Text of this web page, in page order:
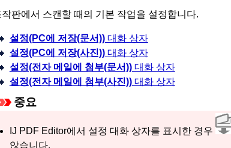
작판에서 스캔할 때의 기본 작업을 설정합니다.
설정(PC에 저장(문서))대화 상자
설정(PC에 저장(사진))대화 상자
설정(전자 메일에 첨부(문서))대화 상자
설정(전자 메일에 첨부(사진))대화 상자
중요
IJ PDF Editor에서 설정 대화 상자를 표시한 경우
않습니다.